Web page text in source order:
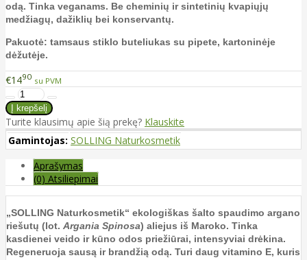
odą. Tinka veganams. Be cheminių ir sintetinių kvapiųjų
medžiagų, dažiklių bei konservantų.
Pakuotė: tamsaus stiklo buteliukas su pipete, kartoninėje
dėžutėje.
€1490 su PVM
Turite klausimų apie šią prekę? Klauskite
Gamintojas: SOLLING Naturkosmetik
Aprašymas
(0) Atsiliepimai
„SOLLING Naturkosmetik“ ekologiškas šalto spaudimo argano
riešutų (lot. Argania Spinosa) aliejus iš Maroko. Tinka
kasdienei veido ir kūno odos priežiūrai, intensyviai drėkina.
Regeneruoja sausą ir brandžią odą. Turi daug vitamino E, kuris